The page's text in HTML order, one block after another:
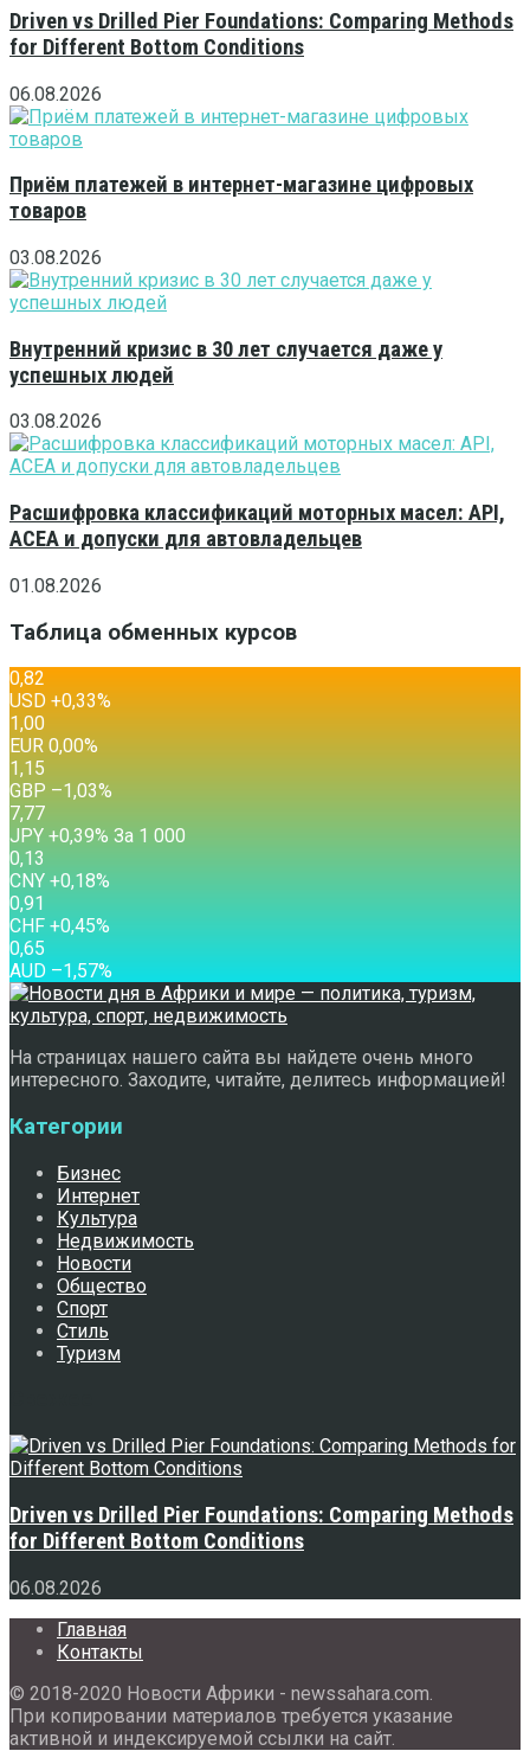
Driven vs Drilled Pier Foundations: Comparing Methods
for Different Bottom Conditions
06.08.2026
Приём платежей в интернет-магазине цифровых
товаров
03.08.2026
Внутренний кризис в 30 лет случается даже у
успешных людей
03.08.2026
Расшифровка классификаций моторных масел: API,
ACEA и допуски для автовладельцев
01.08.2026
Таблица обменных курсов
0,82
USD +0,33%
1,00
EUR 0,00%
1,15
GBP –1,03%
7,77
JPY +0,39% За 1 000
0,13
CNY +0,18%
0,91
CHF +0,45%
0,65
AUD –1,57%
На страницах нашего сайта вы найдете очень много
интересного. Заходите, читайте, делитесь информацией!
Категории
Бизнес
Интернет
Культура
Недвижимость
Новости
Общество
Спорт
Стиль
Туризм
Driven vs Drilled Pier Foundations: Comparing Methods
for Different Bottom Conditions
06.08.2026
Главная
Контакты
© 2018-2020 Новости Африки - newssahara.com.
При копировании материалов требуется указание
активной и индексируемой ссылки на сайт.